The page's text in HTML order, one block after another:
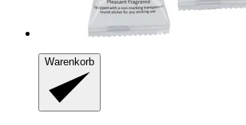
Warenkorb